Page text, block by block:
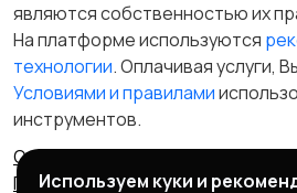
являются собственностью их
На платформе используются
технологии. Оплачивая услуги,
Условиями и правилами
инструментов.
Отказ от ответственности
Политика конфиденциальности
Используем куки и